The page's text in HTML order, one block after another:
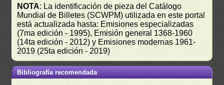
NOTA: La identificación de pieza del Catálogo
Mundial de Billetes (SCWPM) utilizada en este portal
está actualizada hasta: Emisiones especializadas
(7ma edición - 1995), Emisión general 1368-1960
(14ta edición - 2012) y Emisiones modernas 1961-
2019 (25ta edición - 2019)
Bibliografía recomendada